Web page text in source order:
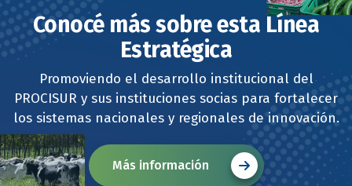
Plataforma regional de fenotipado a campo en trigo y
soja mediante imágenes aéreas.
Regiones genómicas (QTLs) de características
fisiológicas y de adaptación y/o genes con expresión
diferencial asociados a la tolerancia a déficit hídrico
en trigo y soja.
Conocé más sobre esta Línea
Estratégica
Promoviendo el desarrollo institucional del
PROCISUR y sus instituciones socias para fortalecer
los sistemas nacionales y regionales de innovación.
Más información